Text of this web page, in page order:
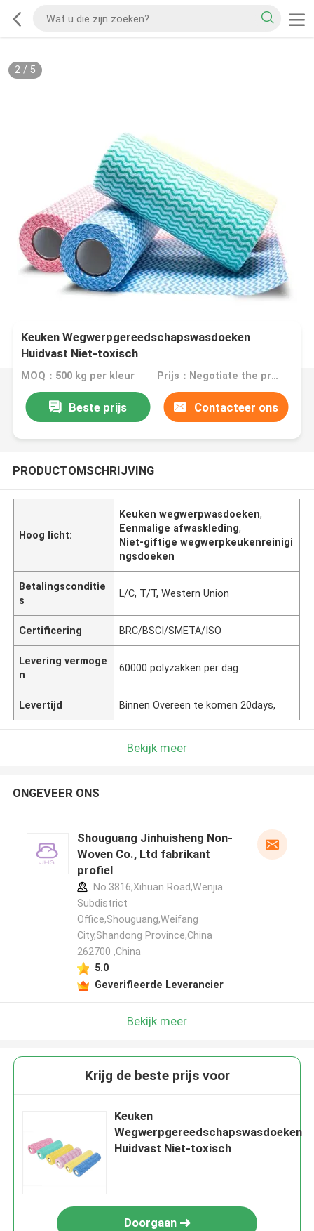
2/ 5
Keuken Wegwerpgereedschapswasdoeken
Huidvast Niet-toxisch
MOQ：500 kg per kleur Prijs：Negotiate the price in detail according to the product
Beste prijs Contacteer ons
PRODUCTOMSCHRIJVING
Hoog licht:
Keuken wegwerpwasdoeken,
Eenmalige afwaskleding,
Niet-giftige wegwerpkeukenreinigi
ngsdoeken
Betalingsconditie
s
L/C, T/T, Western Union
Certificering BRC/BSCI/SMETA/ISO
Levering vermoge
n
60000 polyzakken per dag
Levertijd Binnen Overeen te komen 20days,
Bekijk meer
ONGEVEER ONS
Shouguang Jinhuisheng Non-
Woven Co., Ltd fabrikant
profiel
No.3816,Xihuan Road,Wenjia
Subdistrict
Office,Shouguang,Weifang
City,Shandong Province,China
262700 ,China
5.0
Geverifieerde Leverancier
Bekijk meer
Krijg de beste prijs voor
Keuken
Wegwerpgereedschapswasdoeken
Huidvast Niet-toxisch
Doorgaan